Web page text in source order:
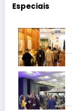
Especiais